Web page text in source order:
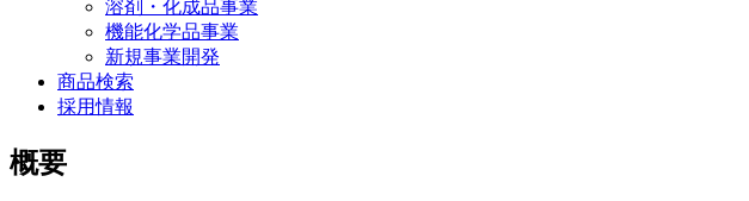
溶剤・化成品事業
機能化学品事業
新規事業開発
商品検索
採用情報
概要